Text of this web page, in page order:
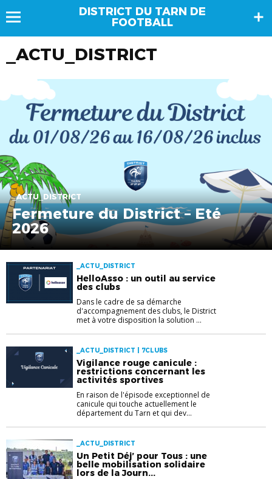
DISTRICT DU TARN DE
FOOTBALL
_ACTU_DISTRICT
_ACTU_DISTRICT
Fermeture du District – Eté
2026
_ACTU_DISTRICT
HelloAsso : un outil au service
des clubs
Dans le cadre de sa démarche
d'accompagnement des clubs, le District
met à votre disposition la solution ...
_ACTU_DISTRICT | 7CLUBS
Vigilance rouge canicule :
restrictions concernant les
activités sportives
En raison de l'épisode exceptionnel de
canicule qui touche actuellement le
département du Tarn et qui dev...
_ACTU_DISTRICT
Un Petit Déj’ pour Tous : une
belle mobilisation solidaire
lors de la Journ...